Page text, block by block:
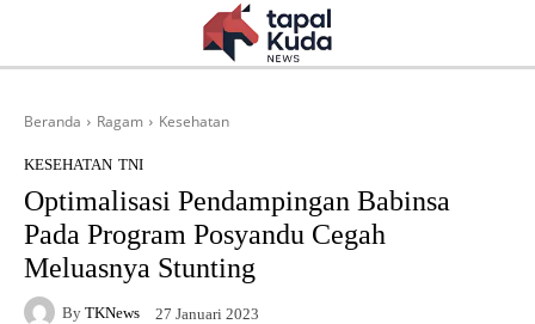
Beranda Ragam Kesehatan
KESEHATAN TNI
Optimalisasi Pendampingan Babinsa
Pada Program Posyandu Cegah
Meluasnya Stunting
By TKNews 27 Januari 2023